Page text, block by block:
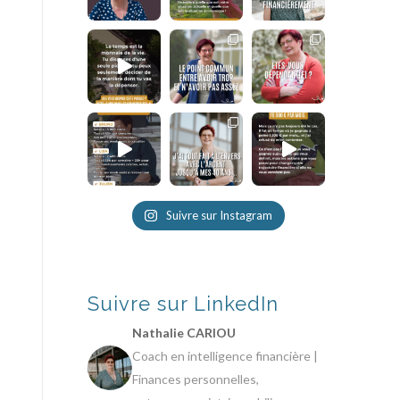
Suivre sur Instagram
Suivre sur LinkedIn
Nathalie CARIOU
Coach en intelligence financière |
Finances personnelles,